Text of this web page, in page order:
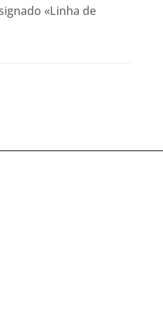
«Linha de